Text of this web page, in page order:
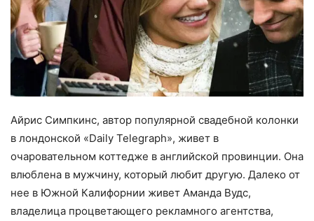
Айрис Симпкинс, автор популярной свадебной колонки
в лондонской «Daily Telegraph», живет в
очаровательном коттедже в английской провинции. Она
влюблена в мужчину, который любит другую. Далеко от
нее в Южной Калифорнии живет Аманда Вудс,
владелица процветающего рекламного агентства,